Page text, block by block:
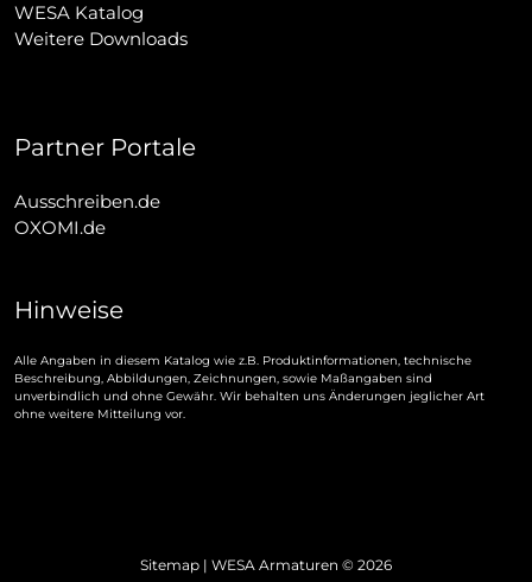
WESA Katalog
Weitere Downloads
Partner Portale
Ausschreiben.de
OXOMI.de
Hinweise
Alle Angaben in diesem Katalog wie z.B. Produktinformationen, technische
Beschreibung, Abbildungen, Zeichnungen, sowie Maßangaben sind
unverbindlich und ohne Gewähr. Wir behalten uns Änderungen jeglicher Art
ohne weitere Mitteilung vor.
Sitemap | WESA Armaturen © 2026